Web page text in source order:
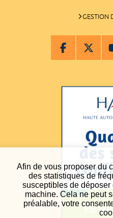
Afin de vous proposer du
des statistiques de
susceptibles de
machine. Cela ne peut
préalable, votre
GESTION